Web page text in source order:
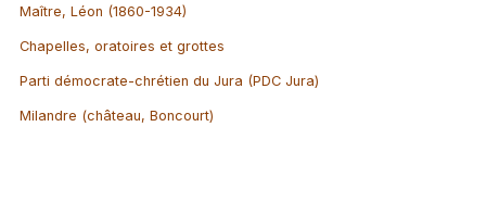
Maître, Léon (1860-1934)
Chapelles, oratoires et grottes
Parti démocrate-chrétien du Jura (PDC Jura)
Milandre (château, Boncourt)